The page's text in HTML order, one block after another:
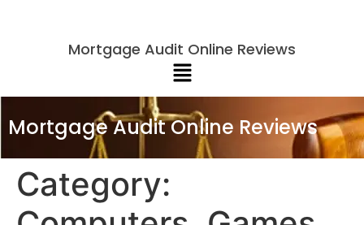
Mortgage Audit Online Reviews
Mortgage Audit Online Reviews
Category: